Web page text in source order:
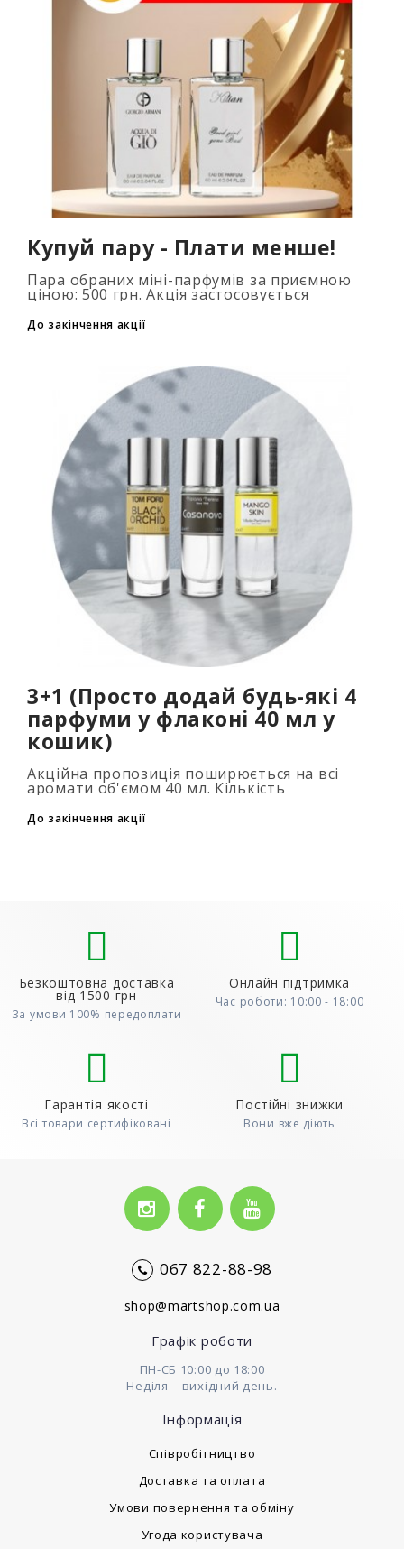
Купуй пару - Плати менше!
Пара обраних міні-парфумів за приємною
ціною: 500 грн. Акція застосовується
флаконів у кошик. Кількість товарів
обмежена..
До закінчення акції
3+1 (Просто додай будь-які 4
парфуми у флаконі 40 мл у
кошик)
Акційна пропозиція поширюється на всі
аромати об'ємом 40 мл. Кількість
подарункових парфумів не обмежена (3+1,
6+2, 9+3) Для того, щоб скористатися акцією,
до..
До закінчення акції
Безкоштовна доставка
від 1500 грн
За умови 100% передоплати
Онлайн підтримка
Час роботи: 10:00 - 18:00
Гарантія якості
Всі товари сертифіковані
Постійні знижки
Вони вже діють
067 822-88-98
shop@martshop.com.ua
Графік роботи
ПН-СБ 10:00 до 18:00
Неділя – вихідний день.
Інформація
Cпівробітництво
Доставка та оплата
Умови повернення та обміну
Угода користувача